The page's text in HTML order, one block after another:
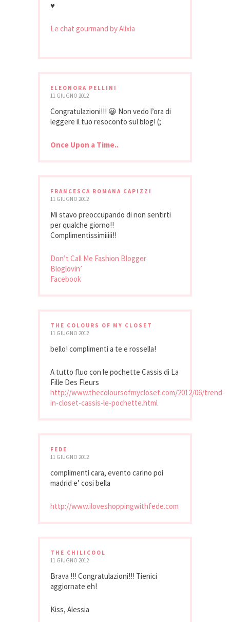
♥
Le chat gourmand by Alixia
ELEONORA PELLINI
11 GIUGNO 2012
Congratulazioni!!! 😀 Non vedo l’ora di
leggere il tuo resoconto sul blog! (;
Once Upon a Time..
FRANCESCA ROMANA CAPIZZI
11 GIUGNO 2012
Mi stavo preoccupando di non sentirti
per qualche giorno!!
Complimentissimiiiii!!
Don’t Call Me Fashion Blogger
Bloglovin’
Facebook
THE COLOURS OF MY CLOSET
11 GIUGNO 2012
bello! complimenti a te e rossella!
A tutto fluo con le pochette Cassis di La
Fille Des Fleurs
http://www.thecoloursofmycloset.com/2012/06/trend-
in-closet-cassis-le-pochette.html
FEDE
11 GIUGNO 2012
complimenti cara, evento carino poi
madrid e’ cosi bella
http://www.iloveshoppingwithfede.com
THE CHILICOOL
11 GIUGNO 2012
Brava !!! Congratulazioni!!! Tienici
aggiornate eh!
Kiss, Alessia